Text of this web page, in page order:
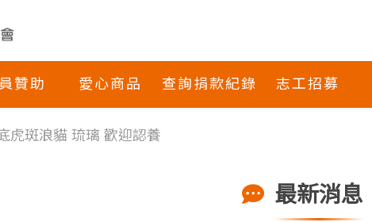
贊助 愛心商品 查詢捐款紀錄 志工招募
虎斑浪貓 琉璃 歡迎認養
最新消息